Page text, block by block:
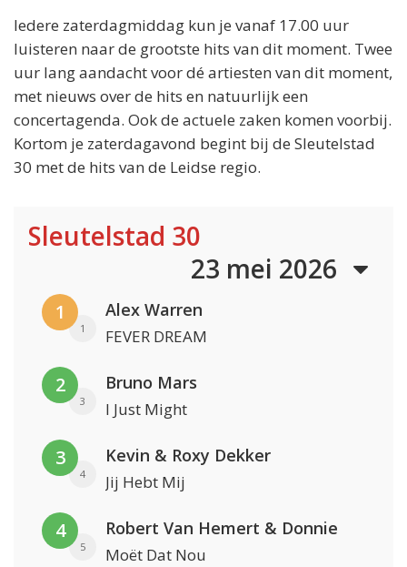
Iedere zaterdagmiddag kun je vanaf 17.00 uur
luisteren naar de grootste hits van dit moment. Twee
uur lang aandacht voor dé artiesten van dit moment,
met nieuws over de hits en natuurlijk een
concertagenda. Ook de actuele zaken komen voorbij.
Kortom je zaterdagavond begint bij de Sleutelstad
30 met de hits van de Leidse regio.
Sleutelstad 30
23 mei 2026
1
1
Alex Warren
FEVER DREAM
2
3
Bruno Mars
I Just Might
3
4
Kevin & Roxy Dekker
Jij Hebt Mij
4
5
Robert Van Hemert & Donnie
Moët Dat Nou